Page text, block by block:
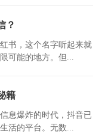
？
书，这个名字听起来就
可能的地方。但...
籍
息爆炸的时代，抖音已
活的平台。无数...